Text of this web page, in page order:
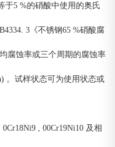
于5 %的硝酸中使用的奥氏
3《不锈钢65 %硝酸腐
腐蚀率或三个周期的腐蚀率
。试样状态可为使用状态或
, 00Cr19Ni10 及相